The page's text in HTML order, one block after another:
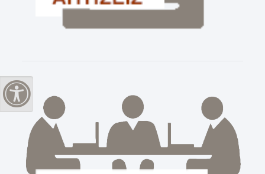
Εναλλαγή Υψηλής Αντίθεσης